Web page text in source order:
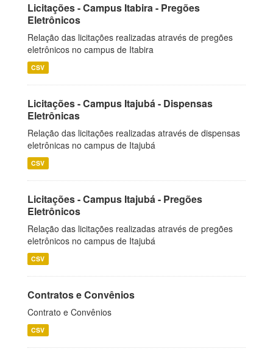
Licitações - Campus Itabira - Pregões
Eletrônicos
Relação das licitações realizadas através de pregões
eletrônicos no campus de Itabira
CSV
Licitações - Campus Itajubá - Dispensas
Eletrônicas
Relação das licitações realizadas através de dispensas
eletrônicas no campus de Itajubá
CSV
Licitações - Campus Itajubá - Pregões
Eletrônicos
Relação das licitações realizadas através de pregões
eletrônicos no campus de Itajubá
CSV
Contratos e Convênios
Contrato e Convênios
CSV